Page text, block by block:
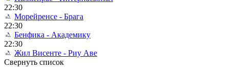
22:30
Морейренсе - Брага
22:30
Бенфика - Академику
22:30
Жил Висенте - Риу Аве
Свернуть список